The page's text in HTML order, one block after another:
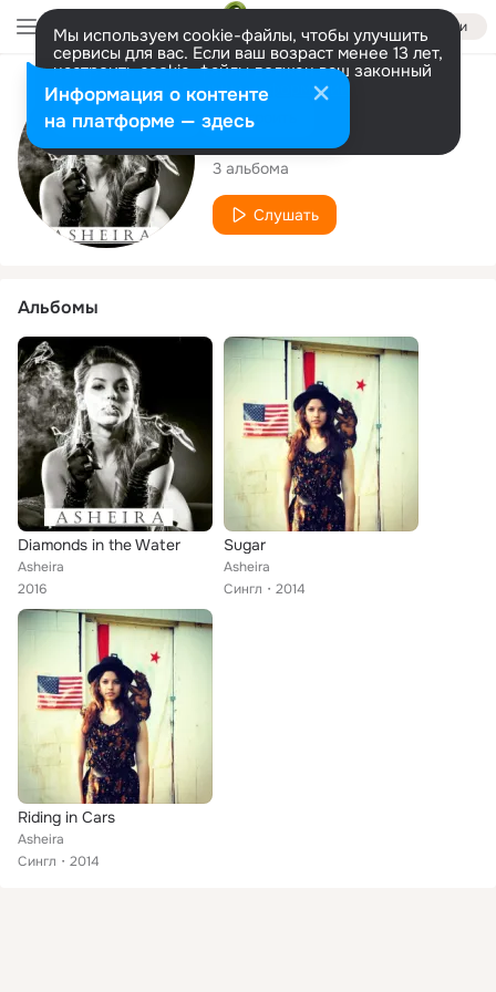
Войти
Мы используем cookie-файлы, чтобы улучшить
сервисы для вас. Если ваш возраст менее 13 лет,
настроить cookie-файлы должен ваш законный
представитель. Больше информации
Разрешить все Настроить
Исполнитель
Asheira
3 альбома
Слушать
Альбомы
Diamonds in the Water
Asheira
2016
Sugar
Asheira
Сингл
2014
Riding in Cars
Asheira
Сингл
2014
Информация о контенте
на платформе — здесь